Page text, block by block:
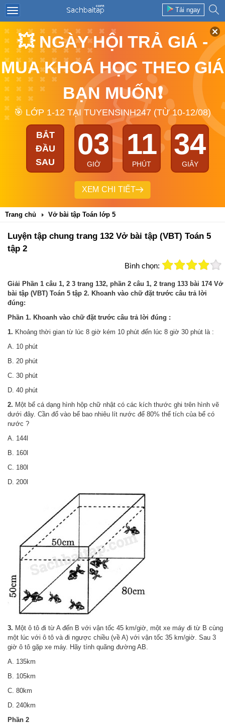
Tải ngay
💥 NGÀY HỘI TRẢ GIÁ -
MUA KHOÁ HỌC THEO GIÁ
BẠN MUỐN❗
🎯 LỚP 1-12 TẠI TUYENSINH247 (TỪ 10-12/08)
BẮT
ĐẦU
SAU
03
GIỜ
11
PHÚT
33
GIÂY
XEM CHI TIẾT
Trang chủ Vở bài tập Toán lớp 5
Luyện tập chung trang 132 Vở bài tập (VBT) Toán 5
tập 2
Bình chọn:
Giải Phần 1 câu 1, 2 3 trang 132, phần 2 câu 1, 2 trang 133 bài 174 Vở
bài tập (VBT) Toán 5 tập 2. Khoanh vào chữ đặt trước câu trả lời
đúng:
Phần 1. Khoanh vào chữ đặt trước câu trả lời đúng :
1. Khoảng thời gian từ lúc 8 giờ kém 10 phút đến lúc 8 giờ 30 phút là :
A. 10 phút
B. 20 phút
C. 30 phút
D. 40 phút
2. Một bể cá dạng hình hộp chữ nhật có các kích thước ghi trên hình vẽ
dưới đây. Cần đổ vào bể bao nhiêu lít nước để 80% thể tích của bể có
nước ?
A. 144l
B. 160l
C. 180l
D. 200l
3. Một ô tô đi từ A đến B với vận tốc 45 km/giờ, một xe máy đi từ B cùng
một lúc với ô tô và đi ngược chiều (về A) với vận tốc 35 km/giờ. Sau 3
giờ ô tô gặp xe máy. Hãy tính quãng đường AB.
A. 135km
B. 105km
C. 80km
D. 240km
Phần 2